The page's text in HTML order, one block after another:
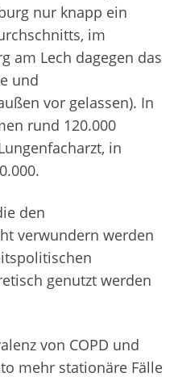
nur knapp ein
im
am Lech dagegen das
und
vor gelassen). In
rund 120.000
in
den
verwundern werden
genutzt werden
von COPD und
mehr stationäre Fälle